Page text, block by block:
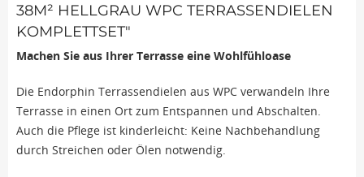
38M² HELLGRAU WPC TERRASSENDIELEN
KOMPLETTSET"
Machen Sie aus Ihrer Terrasse eine Wohlfühloase
Die Endorphin Terrassendielen aus WPC verwandeln Ihre
Terrasse in einen Ort zum Entspannen und Abschalten.
Auch die Pflege ist kinderleicht: Keine Nachbehandlung
durch Streichen oder Ölen notwendig.